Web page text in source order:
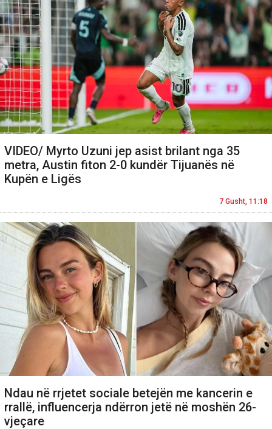
VIDEO/ Myrto Uzuni jep asist brilant nga 35
metra, Austin fiton 2-0 kundër Tijuanës në
Kupën e Ligës
7 Gusht, 11:18
Ndau në rrjetet sociale betejën me kancerin e
rrallë, influencerja ndërron jetë në moshën 26-
vjeçare